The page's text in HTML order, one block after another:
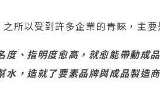
所以受到許多企業的青睞，主要
度、指明度愈高，就愈能帶動成
水，造就了要素品牌與成品製造